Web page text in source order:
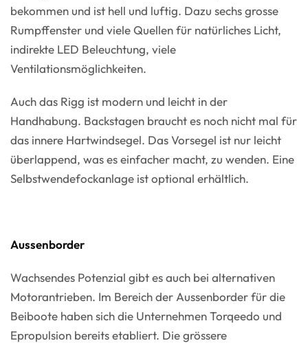
bekommen und ist hell und luftig. Dazu sechs grosse
Rumpffenster und viele Quellen für natürliches Licht,
indirekte LED Beleuchtung, viele
Ventilationsmöglichkeiten.
Auch das Rigg ist modern und leicht in der
Handhabung. Backstagen braucht es noch nicht mal für
das innere Hartwindsegel. Das Vorsegel ist nur leicht
überlappend, was es einfacher macht, zu wenden. Eine
Selbstwendefockanlage ist optional erhältlich.
Aussenborder
Wachsendes Potenzial gibt es auch bei alternativen
Motorantrieben. Im Bereich der Aussenborder für die
Beiboote haben sich die Unternehmen Torqeedo und
Epropulsion bereits etabliert. Die grössere